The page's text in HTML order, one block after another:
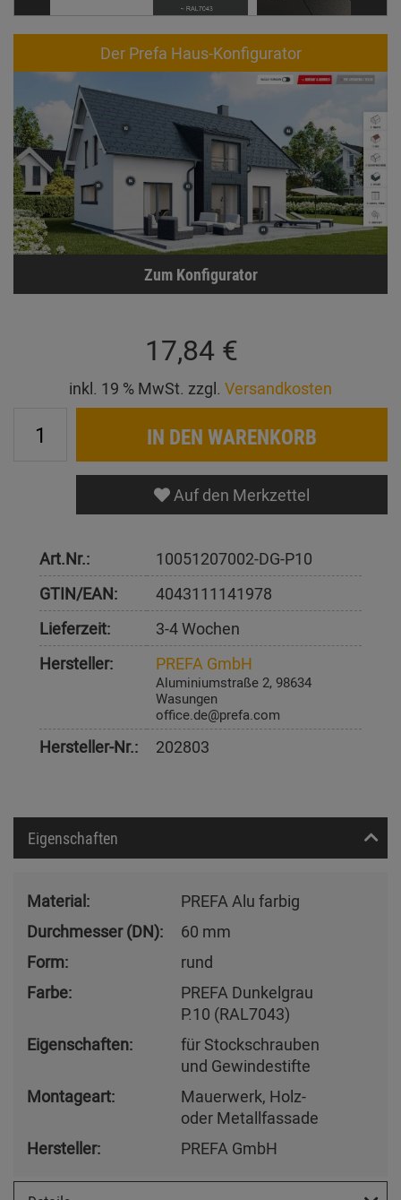
Der Prefa Haus-Konfigurator
Zum Konfigurator
17,84 €
inkl. 19 % MwSt. zzgl. Versandkosten
IN DEN WARENKORB
Auf den Merkzettel
Art.Nr.:
10051207002-DG-P10
GTIN/EAN:
4043111141978
Lieferzeit:
3-4 Wochen
Hersteller:
PREFA GmbH
Aluminiumstraße 2, 98634
Wasungen
office.de@prefa.com
Hersteller-Nr.: 202803
Eigenschaften
Material:
PREFA Alu farbig
Durchmesser (DN):
60 mm
Form:
rund
Farbe:
PREFA Dunkelgrau
P.10 (RAL7043)
Eigenschaften:
für Stockschrauben
und Gewindestifte
Montageart:
Mauerwerk, Holz-
oder Metallfassade
Hersteller:
PREFA GmbH